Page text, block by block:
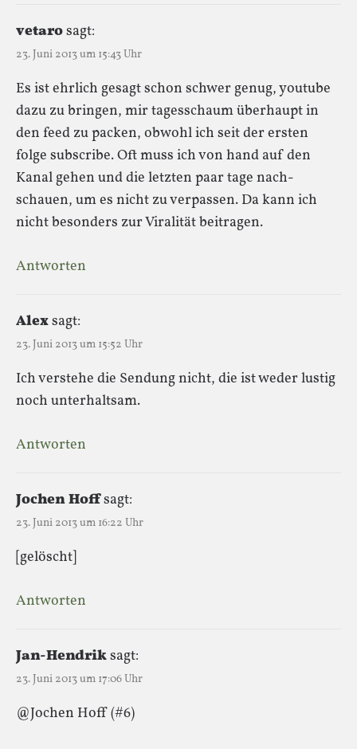
vetarosagt:
23. Juni 2013 um 15:43 Uhr
Es ist ehrlich gesagt schon schwer genug, youtube
dazu zu bringen, mir tagesschaum überhaupt in
den feed zu packen, obwohl ich seit der ersten
folge subscribe. Oft muss ich von hand auf den
Kanal gehen und die letzten paar tage nach-
schauen, um es nicht zu verpassen. Da kann ich
nicht besonders zur Viralität beitragen.
Antworten
Alexsagt:
23. Juni 2013 um 15:52 Uhr
Ich verstehe die Sendung nicht, die ist weder lustig
noch unterhaltsam.
Antworten
Jochen Hoffsagt:
23. Juni 2013 um 16:22 Uhr
[gelöscht]
Antworten
Jan-Hendriksagt:
23. Juni 2013 um 17:06 Uhr
@Jochen Hoff (#6)